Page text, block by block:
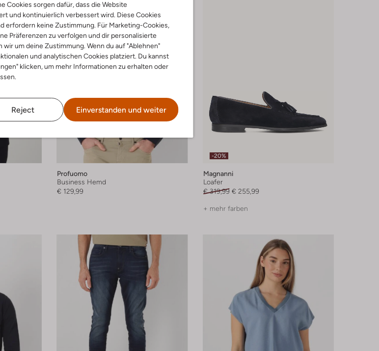
Cookies sorgen dafür, dass die Website
und kontinuierlich verbessert wird. Diese Cookies
erfordern keine Zustimmung. Für Marketing-Cookies,
Präferenzen zu verfolgen und dir personalisierte
um deine Zustimmung. Wenn du auf "Ablehnen"
und analytischen Cookies platziert. Du kannst
klicken, um mehr Informationen zu erhalten oder
Reject Einverstanden und weiter
Profuomo
Business Hemd
€ 129,99
-20%
Magnanni
Loafer
€ 319,99 € 255,99
+ mehr farben